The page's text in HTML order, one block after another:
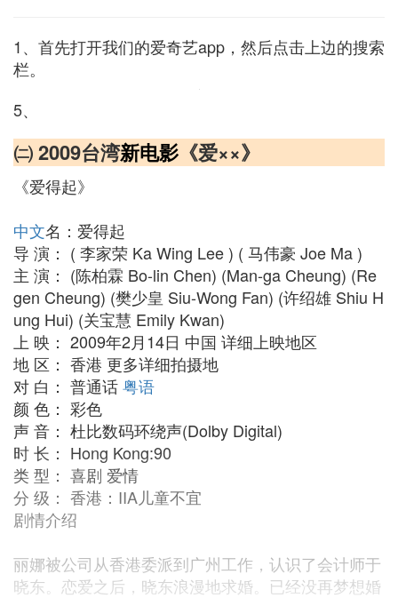
1、首先打开我们的爱奇艺app，然后点击上边的搜索
栏。
5、
㈡ 2009台湾新电影 《爱××》
《爱得起》
中文名：爱得起
导 演： ( 李家荣 Ka Wing Lee ) ( 马伟豪 Joe Ma )
主 演： (陈柏霖 Bo-lin Chen) (Man-ga Cheung) (Re
gen Cheung) (樊少皇 Siu-Wong Fan) (许绍雄 Shiu H
ung Hui) (关宝慧 Emily Kwan)
上 映： 2009年2月14日 中国 详细上映地区
地 区： 香港 更多详细拍摄地
对 白： 普通话粤语
颜 色： 彩色
声 音： 杜比数码环绕声(Dolby Digital)
时 长： Hong Kong:90
类 型： 喜剧 爱情
分 级： 香港：IIA儿童不宜
剧情介绍
丽娜被公司从香港委派到广州工作，认识了会计师于
晓东。恋爱之后，晓东浪漫地求婚。已经没再梦想婚